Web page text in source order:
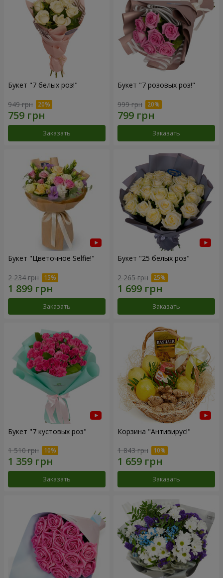
Букет "7 белых роз!"
949 грн
Заказать
Букет "7 розовых роз!"
999 грн
Заказать
Букет "Цветочное Selfie!"
2 234 грн
Заказать
Букет "25 белых роз"
2 265 грн
Заказать
Букет "7 кустовых роз"
1 510 грн
Заказать
Корзина "Антивирус!"
1 843 грн
Заказать